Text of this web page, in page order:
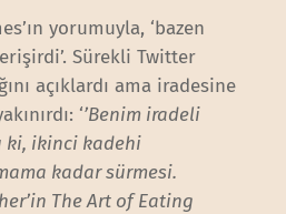
yorumuyla, ‘bazen
Sürekli Twitter
açıklardı ama iradesine
‘’Benim iradeli
ki, ikinci kadehi
kadar sürmesi.
The Art of Eating